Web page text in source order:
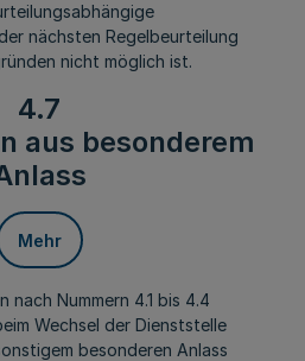
nächsten Regelbeurteilung
nicht möglich ist.
4.7
aus besonderem
Mehr
nach Nummern 4.1 bis 4.4
Wechsel der Dienststelle
besonderen Anlass